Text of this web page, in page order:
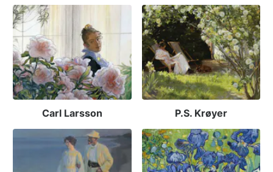
Carl Larsson P.S. Krøyer